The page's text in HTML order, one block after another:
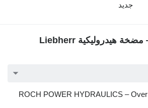
جديد
معلومات إضافية — مضخة هيدروليكية Liebherr
ROCH POWER HYDRAULICS –